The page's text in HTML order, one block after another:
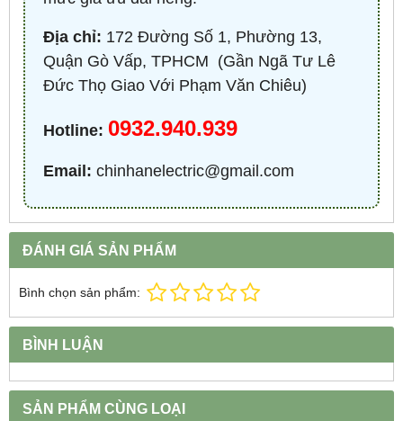
Địa chỉ: 172 Đường Số 1, Phường 13,
Quận Gò Vấp, TPHCM ​ (Gần Ngã Tư Lê
Đức Thọ Giao Với Phạm Văn Chiêu)
Hotline: 0932.940.939
Email: chinhanelectric@gmail.com
ĐÁNH GIÁ SẢN PHẨM
Bình chọn sản phẩm:
BÌNH LUẬN
SẢN PHẨM CÙNG LOẠI